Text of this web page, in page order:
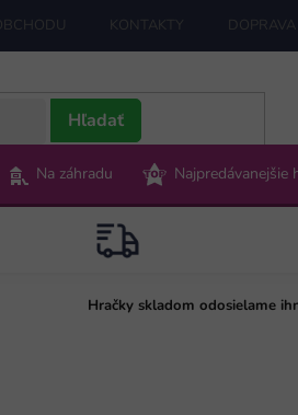
KONTAKTY
Hľadať
Na záhradu Najpredávanejšie
Hračky skladom odosielame